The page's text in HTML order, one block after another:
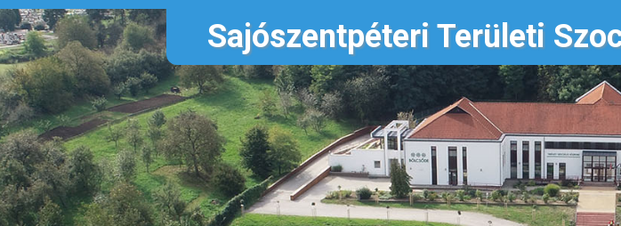
Sajószentpéteri Területi